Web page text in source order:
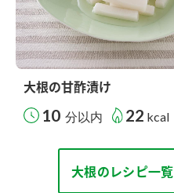
大根の甘酢漬け
10 分以内 22 kcal
大根のレシピ一覧